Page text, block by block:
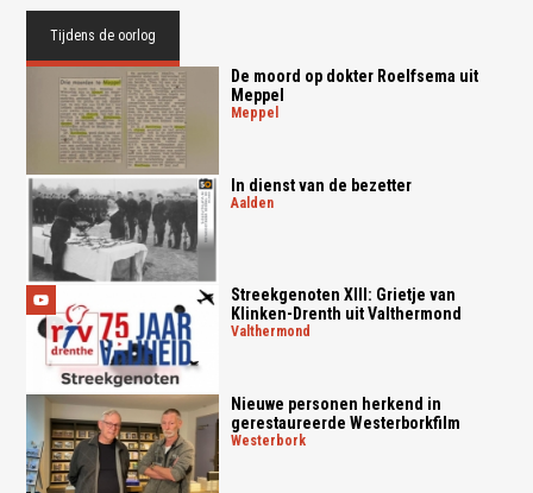
Tijdens de oorlog
De moord op dokter Roelfsema uit
Meppel
meppel
In dienst van de bezetter
aalden
Streekgenoten XIII: Grietje van
Klinken-Drenth uit Valthermond
valthermond
Nieuwe personen herkend in
gerestaureerde Westerborkfilm
westerbork